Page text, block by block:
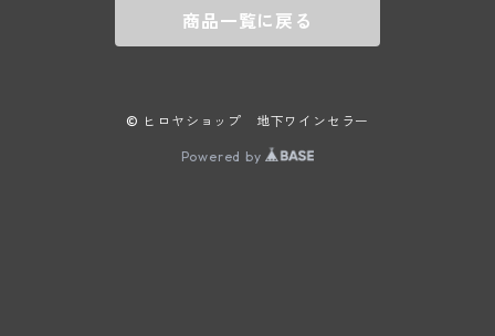
ドニ・モルテ(ジュヴレ・シャンベルタン)
フランソワ・ミクルスキ(ムルソー)
セップ・モーザ―
カンプタール
商品一覧に戻る
© ヒロヤショップ 地下ワインセラー
Powered by